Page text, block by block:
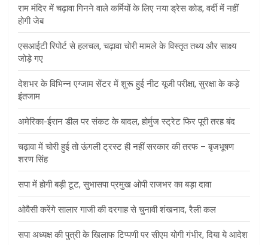
राम मंदिर में चढ़ावा गिनने वाले कर्मियों के लिए नया ड्रेस कोड, वर्दी में नहीं
होगी जेब
एसआईटी रिपोर्ट से हलचल, चढ़ावा चोरी मामले के विस्तृत तथ्य और साक्ष्य
जोड़े गए
देशभर के विभिन्न एग्जाम सेंटर में शुरू हुई नीट यूजी परीक्षा, सुरक्षा के कड़े
इंतजाम
अमेरिका-ईरान डील पर संकट के बादल, होर्मुज स्ट्रेट फिर पूरी तरह बंद
चढ़ावा में चोरी हुई तो ऊंगली ट्रस्ट ही नहीं सरकार की तरफ – बृजभूषण
शरण सिंह
सपा में होगी बड़ी टूट, सुभासपा प्रमुख ओपी राजभर का बड़ा दावा
ओवैसी करेंगे सालार गाजी की दरगाह से चुनावी शंखनाद, रैली कल
सपा अध्यक्ष की पुत्री के खिलाफ टिप्पणी पर सीएम योगी गंभीर, दिया ये आदेश